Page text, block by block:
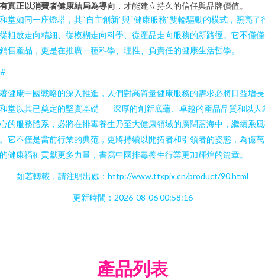
真正以消費者健康結局為導向 ，才能建立持久的信任與品牌價值。
堂如同一座燈塔，其“自主創新”與“健康服務”雙輪驅動的模式，照亮了
粗放走向精細、從模糊走向科學、從產品走向服務的新路徑。它不僅
售產品，更是在推廣一種科學、理性、負責任的健康生活哲學。
健康中國戰略的深入推進，人們對高質量健康服務的需求必將日益增
堂以其已奠定的堅實基礎——深厚的創新底蘊、卓越的產品品質和以人
的服務體系，必將在排毒養生乃至大健康領域的廣闊藍海中，繼續乘
它不僅是當前行業的典范，更將持續以開拓者和引領者的姿態，為億
健康福祉貢獻更多力量，書寫中國排毒養生行業更加輝煌的篇章。
如若轉載，請注明出處：http://www.ttxpjx.cn/product/90.html
更新時間：2026-08-06 00:58:16
產品列表